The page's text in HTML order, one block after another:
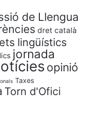
de Llengua
dret català
lingüístics
jornada
opinió
Taxes
Torn d'Ofici